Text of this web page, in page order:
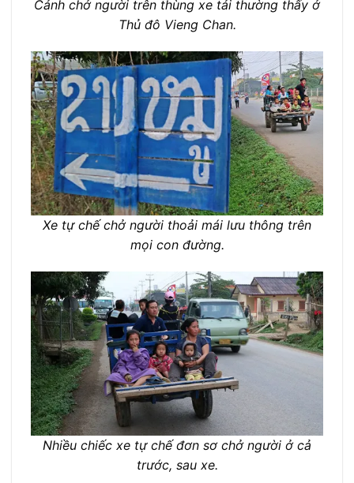
Cảnh chở người trên thùng xe tải thường thấy ở
Thủ đô Vieng Chan.
Xe tự chế chở người thoải mái lưu thông trên
mọi con đường.
Nhiều chiếc xe tự chế đơn sơ chở người ở cả
trước, sau xe.